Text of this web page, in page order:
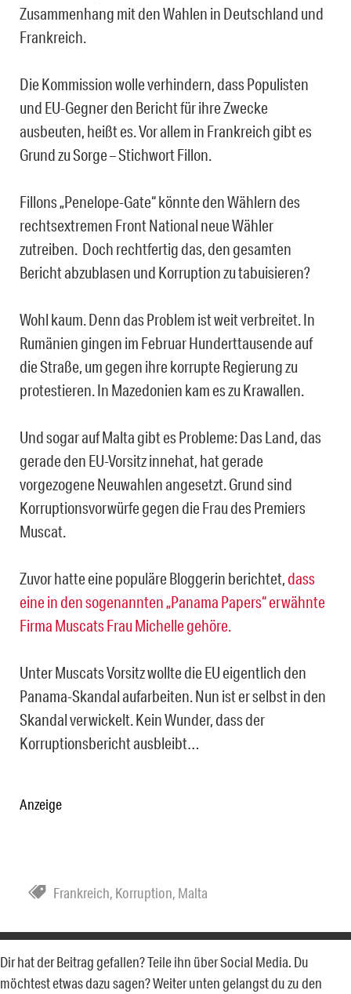
Zusammenhang mit den Wahlen in Deutschland und
Frankreich.
Die Kommission wolle verhindern, dass Populisten
und EU-Gegner den Bericht für ihre Zwecke
ausbeuten, heißt es. Vor allem in Frankreich gibt es
Grund zu Sorge – Stichwort Fillon.
Fillons „Penelope-Gate“ könnte den Wählern des
rechtsextremen Front National neue Wähler
zutreiben. Doch rechtfertig das, den gesamten
Bericht abzublasen und Korruption zu tabuisieren?
Wohl kaum. Denn das Problem ist weit verbreitet. In
Rumänien gingen im Februar Hunderttausende auf
die Straße, um gegen ihre korrupte Regierung zu
protestieren. In Mazedonien kam es zu Krawallen.
Und sogar auf Malta gibt es Probleme: Das Land, das
gerade den EU-Vorsitz innehat, hat gerade
vorgezogene Neuwahlen angesetzt. Grund sind
Korruptionsvorwürfe gegen die Frau des Premiers
Muscat.
Zuvor hatte eine populäre Bloggerin berichtet,dass
eine in den sogenannten „Panama Papers“ erwähnte
Firma Muscats Frau Michelle gehöre.
Unter Muscats Vorsitz wollte die EU eigentlich den
Panama-Skandal aufarbeiten. Nun ist er selbst in den
Skandal verwickelt. Kein Wunder, dass der
Korruptionsbericht ausbleibt…
Anzeige
Frankreich, Korruption, Malta
Dir hat der Beitrag gefallen? Teile ihn über Social Media. Du
möchtest etwas dazu sagen? Weiter unten gelangst du zu den